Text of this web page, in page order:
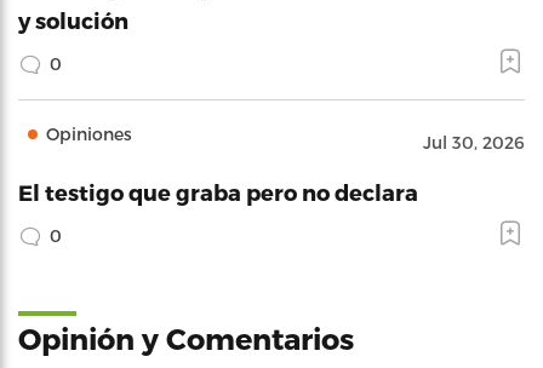
y solución
0
Opiniones Jul 30, 2026
El testigo que graba pero no declara
0
Opinión y Comentarios